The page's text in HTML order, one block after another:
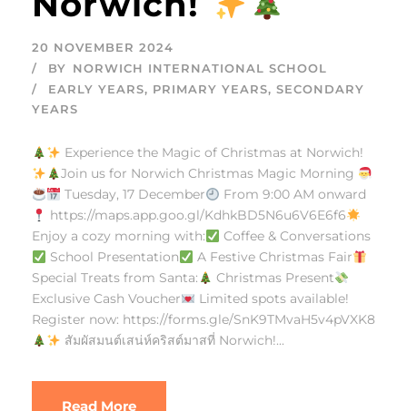
20 NOVEMBER 2024
BY NORWICH INTERNATIONAL SCHOOL
EARLY YEARS, PRIMARY YEARS, SECONDARY
YEARS
Experience the Magic of Christmas at Norwich!
Join us for Norwich Christmas Magic Morning
Tuesday, 17 December
From 9:00 AM onward
https://maps.app.goo.gl/KdhkBD5N6u6V6E6f6
Enjoy a cozy morning with:
Coffee & Conversations
School Presentation
A Festive Christmas Fair
Special Treats from Santa:
Christmas Present
Exclusive Cash Voucher
Limited spots available!
Register now: https://forms.gle/SnK9TMvaH5v4pVXK8
สัมผัสมนต์เสน่ห์คริสต์มาสที่ Norwich!...
Read More